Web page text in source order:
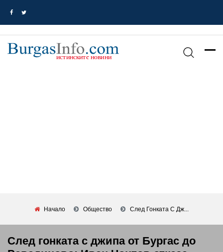
Начало Общество След Гонката С Дж...
След гонката с джипа от Бургас до